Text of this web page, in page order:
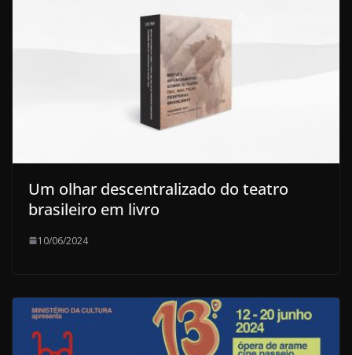
Um olhar descentralizado do teatro
brasileiro em livro
10/06/2024